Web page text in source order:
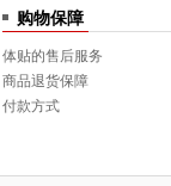
购物保障
体贴的售后服务
商品退货保障
付款方式